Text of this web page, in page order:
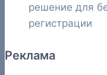
решение для
регистрации
Реклама